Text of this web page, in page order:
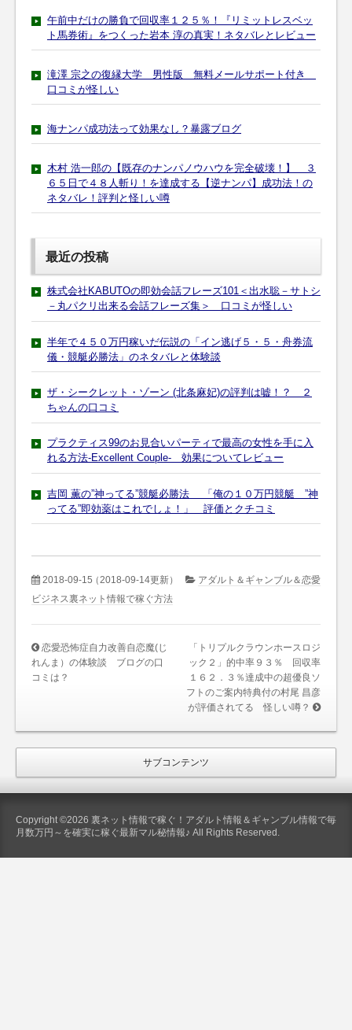
午前中だけの勝負で回収率１２５％！『リミットレスベッ
ト馬券術』をつくった岩本 淳の真実！ネタバレとレビュー
滝澤 宗之の復縁大学 男性版 無料メールサポート付き
口コミが怪しい
海ナンパ成功法って効果なし？暴露ブログ
木村 浩一郎の【既存のナンパノウハウを完全破壊！】 ３
６５日で４８人斬り！を達成する【逆ナンパ】成功法！の
ネタバレ！評判と怪しい噂
最近の投稿
株式会社KABUTOの即効会話フレーズ101＜出水聡－サトシ
－丸パクリ出来る会話フレーズ集＞ 口コミが怪しい
半年で４５０万円稼いだ伝説の「イン逃げ５・５・舟券流
儀・競艇必勝法」のネタバレと体験談
ザ・シークレット・ゾーン (北条麻妃)の評判は嘘！？ ２
ちゃんの口コミ
プラクティス99のお見合いパーティで最高の女性を手に入
れる方法-Excellent Couple- 効果についてレビュー
吉岡 薫の”神ってる”競艇必勝法 「俺の１０万円競艇 ”神
ってる”即効薬はこれでしょ！」 評価とクチコミ
2018-09-15（2018-09-14更新）
アダルト＆ギャンブル＆恋愛
ビジネス裏ネット情報で稼ぐ方法
恋愛恐怖症自力改善自恋魔(じ
れんま）の体験談 ブログの口
コミは？
「トリプルクラウンホースロジ
ック２」的中率９３％ 回収率
１６２．３％達成中の超優良ソ
フトのご案内特典付の村尾 昌彦
が評価されてる 怪しい噂？
サブコンテンツ
Copyright ©2026 裏ネット情報で稼ぐ！アダルト情報＆ギャンブル情報で毎
月数万円～を確実に稼ぐ最新マル秘情報♪ All Rights Reserved.